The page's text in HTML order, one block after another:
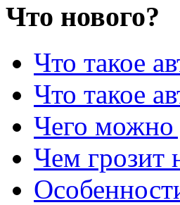
Что нового?
Что такое
Что такое
Чего можно
Чем грозит